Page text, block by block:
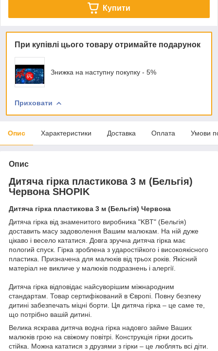
Купити
При купівлі цього товару отримайте подарунок
Знижка на наступну покупку - 5%
Приховати
Опис Характеристики Доставка Оплата Умови
Опис
Дитяча гірка пластикова 3 м (Бельгія)
Червона SHOPIK
Дитяча гірка пластикова 3 м (Бельгія) Червона
Дитяча гірка від знаменитого виробника "KBT" (Бельгія)
доставить масу задоволення Вашим малюкам. На ній дуже
цікаво і весело кататися. Довга зручна дитяча гірка має
пологий спуск. Гірка зроблена з ударостійкого і високоякісного
пластика. Призначена для малюків від трьох років. Якісний
матеріал не викличе у малюків подразнень і алергії.
Дитяча гірка відповідає найсуворішим міжнародним
стандартам. Товар сертифікований в Європі. Повну безпеку
дитині забезпечать міцні борти. Ця дитяча гірка – це саме те,
що потрібно вашій дитині.
Велика яскрава дитяча водна гірка надовго займе Ваших
малюків грою на свіжому повітрі. Конструкція гірки досить
стійка. Можна кататися з друзями з гірки – це люблять всі діти.